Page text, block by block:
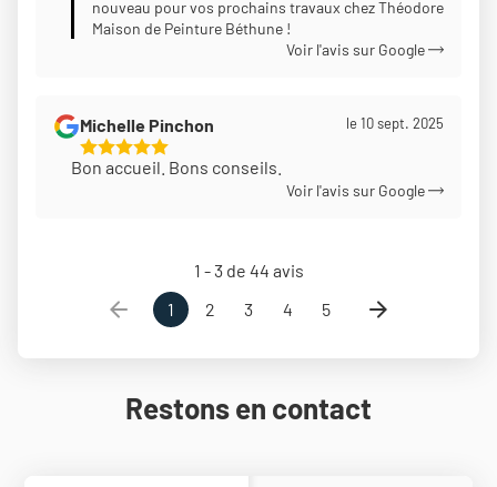
nouveau pour vos prochains travaux chez Théodore
Maison de Peinture Béthune !
Voir l'avis sur Google
Michelle Pinchon
5
Étoiles
le 10 sept. 2025
Bon accueil. Bons conseils.
Voir l'avis sur Google
1 - 3 de 44 avis
1
2 3 4 5
Restons en contact